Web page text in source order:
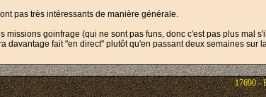
pas très intéressants de manière générale.
goinfrage (qui ne sont pas funs, donc c'est pas plus mal
fait "en direct" plutôt qu'en passant deux semaines sur
17690 -